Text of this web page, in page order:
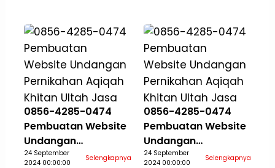
0856-4285-0474
Pembuatan Website
Undangan
Pernikahan Aqiqah
24 September
2024 00:00:00
Selengkapnya
0856-4285-0474
Pembuatan Website
Undangan
Pernikahan Aqiqah
24 September
2024 00:00:00
Selengkapnya